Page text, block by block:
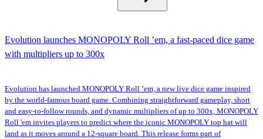
Evolution launches MONOPOLY Roll ’em, a fast-paced dice game
with multipliers up to 300x
Evolution has launched MONOPOLY Roll ’em, a new live dice game inspired
by the world-famous board game. Combining straightforward gameplay, short
and easy-to-follow rounds, and dynamic multipliers of up to 300x, MONOPOLY
Roll 'em invites players to predict where the iconic MONOPOLY top hat will
land as it moves around a 12-square board. This release forms part of